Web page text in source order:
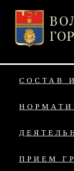
СОСТАВ
ПРИЕМ